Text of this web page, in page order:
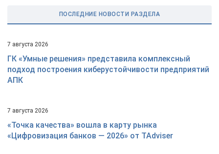
ПОСЛЕДНИЕ НОВОСТИ РАЗДЕЛА
7 августа 2026
ГК «Умные решения» представила комплексный
подход построения киберустойчивости предприятий
АПК
7 августа 2026
«Точка качества» вошла в карту рынка
«Цифровизация банков — 2026» от TAdviser